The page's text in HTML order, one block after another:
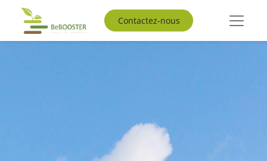
Contactez-nous